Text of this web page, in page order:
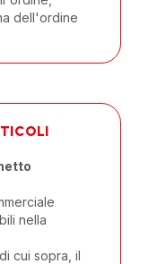
dell'ordine
nella
cui sopra, il